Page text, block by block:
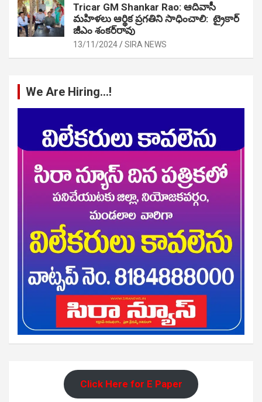
Tricar GM Shankar Rao: ఆదివాసీ
మహిళలు ఆర్థిక ప్రగతిని సాధించాలి: ట్రైకార్
జీఎం శంకర్‌రావు
13/11/2024 SIRA NEWS
We Are Hiring…!
Click Here for E Paper